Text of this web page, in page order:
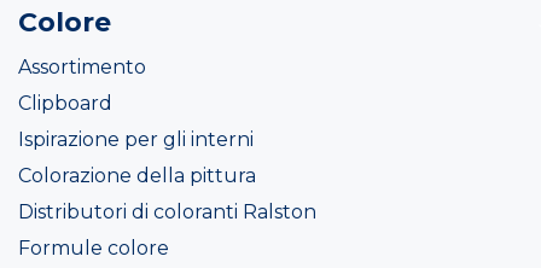
Colore
Assortimento
Clipboard
Ispirazione per gli interni
Colorazione della pittura
Distributori di coloranti Ralston
Formule colore